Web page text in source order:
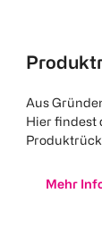
Aus
Hier findest
Mehr